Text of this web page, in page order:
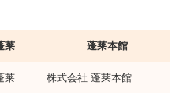
莱 蓬莱本館
莱 株式会社 蓬莱本館